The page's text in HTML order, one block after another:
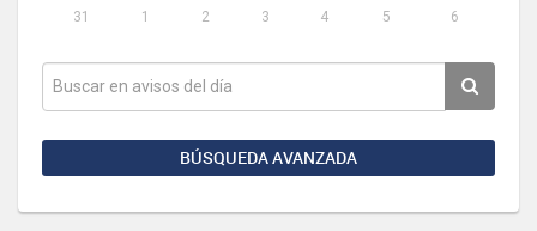
31
1 2 3 4 5 6
BÚSQUEDA AVANZADA